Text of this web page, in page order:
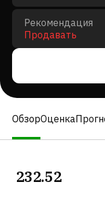
Рекомендация
Продавать
ОбзорОценка
232.52